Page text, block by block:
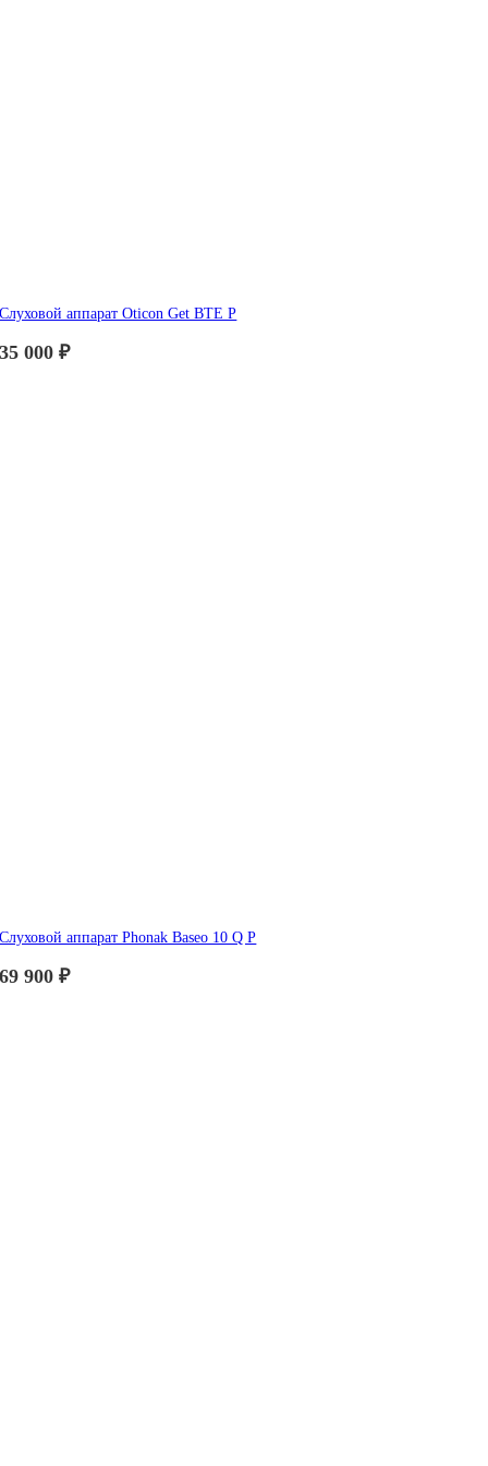
Слуховой аппарат Oticon Get BTE P
35 000₽
Слуховой аппарат Phonak Baseo 10 Q P
69 900₽